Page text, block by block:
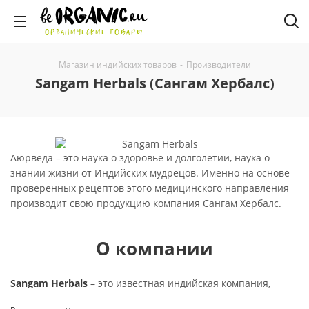
ОРГАНИЧЕСКИЕ ТОВАРЫ
Sangam Herbals (Сангам Хербалс)
Магазин индийских товаров - Производители
Аюрведа – это наука о здоровье и долголетии, наука о
знании жизни от Индийских мудрецов. Именно на основе
проверенных рецептов этого медицинского направления
производит свою продукцию компания Сангам Хербалс.
О компании
Sangam Herbals – это известная индийская компания,